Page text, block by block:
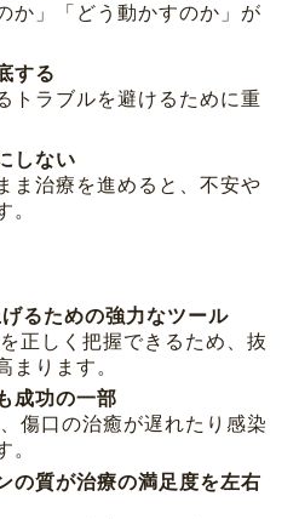
か」「どう動かすのか」が
する
トラブルを避けるために重
しない
ま治療を進めると、不安や
。
るための強力なツール
正しく把握できるため、抜
まります。
成功の一部
傷口の治癒が遅れたり感染
。
の質が治療の満足度を左右